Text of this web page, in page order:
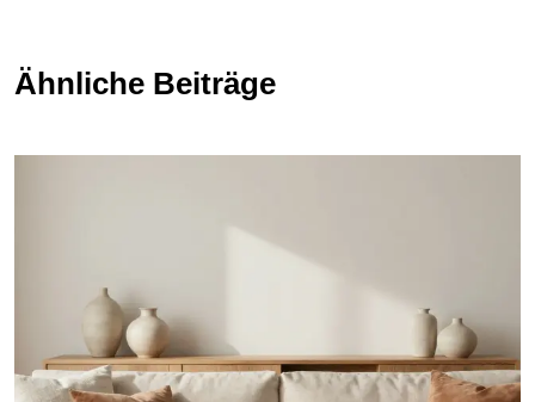
Ähnliche Beiträge